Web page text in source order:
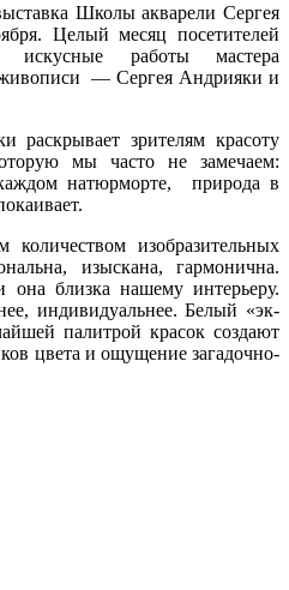
Школы акварели Сергея
Целый месяц посетителей
искусные работы мастера
живописи — Сергея Андрияки и
раскрывает зрителям красоту
мы часто не замечаем:
натюрморте, природа в
количеством изоб­ра­зитель­ных
изыс­ка­на, гар­мо­нич­на.
она близ­ка на­шему ин­терьеру.
ин­ди­виду­аль­нее. Бе­лый «эк­
па­лит­рой кра­сок соз­да­ют
цве­та и ощу­щение за­гадоч­но­